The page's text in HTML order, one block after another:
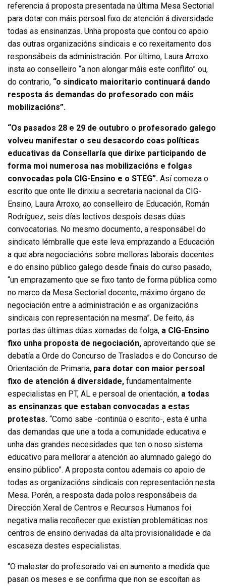
referencia á proposta presentada na última Mesa Sectorial
para dotar con máis persoal fixo de atención á diversidade
todas as ensinanzas. Unha proposta que contou co apoio
das outras organizacións sindicais e co rexeitamento dos
responsábeis da administración. Por último, Laura Arroxo
insta ao conselleiro “a non alongar máis este conflito” ou,
do contrario, “o sindicato maioritario continuará dando
resposta ás demandas do profesorado con máis
mobilizacións”.
“Os pasados 28 e 29 de outubro o profesorado galego
volveu manifestar o seu desacordo coas políticas
educativas da Consellaría que dirixe participando de
forma moi numerosa nas mobilizacións e folgas
convocadas pola CIG-Ensino e o STEG”. Así comeza o
escrito que onte lle dirixiu a secretaria nacional da CIG-
Ensino, Laura Arroxo, ao conselleiro de Educación, Román
Rodríguez, seis días lectivos despois desas dúas
convocatorias. No mesmo documento, a responsábel do
sindicato lémbralle que este leva emprazando a Educación
a que abra negociacións sobre melloras laborais docentes
e do ensino público galego desde finais do curso pasado,
“un emprazamento que se fixo tanto de forma pública como
no marco da Mesa Sectorial docente, máximo órgano de
negociación entre a administración e as organizacións
sindicais con representación na mesma”. De feito, ás
portas das últimas dúas xornadas de folga, a CIG-Ensino
fixo unha proposta de negociación, aproveitando que se
debatía a Orde do Concurso de Traslados e do Concurso de
Orientación de Primaria, para dotar con maior persoal
fixo de atención á diversidade, fundamentalmente
especialistas en PT, AL e persoal de orientación, a todas
as ensinanzas que estaban convocadas a estas
protestas. “Como sabe -continúa o escrito-, esta é unha
das demandas que une a toda a comunidade educativa e
unha das grandes necesidades que ten o noso sistema
educativo para mellorar a atención ao alumnado galego do
ensino público”. A proposta contou ademais co apoio de
todas as organizacións sindicais con representación nesta
Mesa. Porén, a resposta dada polos responsábeis da
Dirección Xeral de Centros e Recursos Humanos foi
negativa malia recoñecer que existían problemáticas nos
centros de ensino derivadas da alta provisionalidade e da
escaseza destes especialistas.
“O malestar do profesorado vai en aumento a medida que
pasan os meses e se confirma que non se escoitan as